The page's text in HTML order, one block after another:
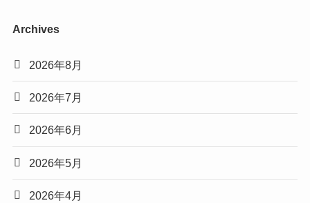
Archives
2026年8月
2026年7月
2026年6月
2026年5月
2026年4月